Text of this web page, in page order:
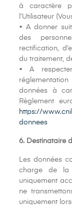
à caractère
l’Utilisateur
• A donner
des
rectification,
du traitement,
• A
données à
Règlement
https://
donnees
6. Destinataire
Les données
charge de la
uniquement
ne
uniquement